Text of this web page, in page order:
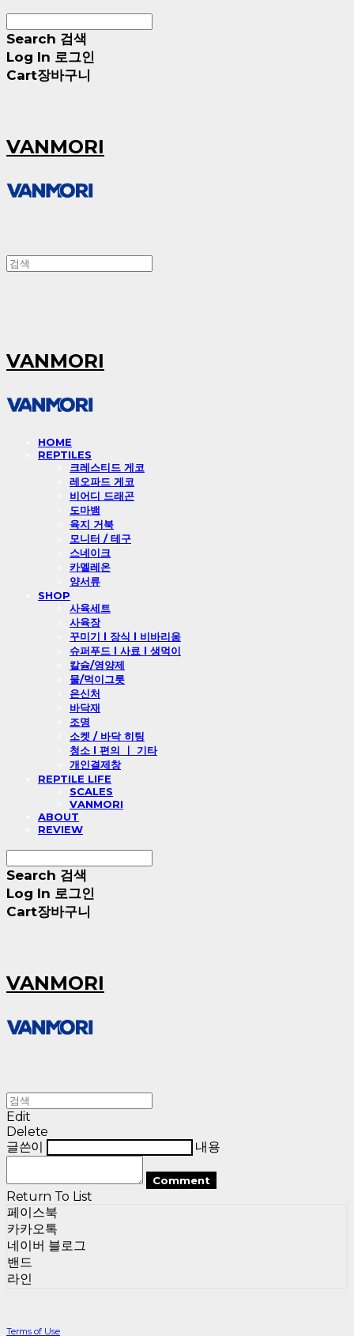
Search 검색
Log In 로그인
Cart장바구니
VANMORI
VANMORI
HOME
REPTILES
크레스티드 게코
레오파드 게코
비어디 드래곤
도마뱀
육지 거북
모니터 / 테구
스네이크
카멜레온
양서류
SHOP
사육세트
사육장
꾸미기 l 장식 l 비바리움
슈퍼푸드 l 사료 l 생먹이
칼슘/영양제
물/먹이그릇
은신처
바닥재
조명
소켓 / 바닥 히팅
청소 l 편의 ㅣ 기타
개인결제창
REPTILE LIFE
SCALES
VANMORI
ABOUT
REVIEW
Search 검색
Log In 로그인
Cart장바구니
VANMORI
Edit
Delete
글쓴이
내용
Comment
Return To List
페이스북
카카오톡
네이버 블로그
밴드
라인
Terms of Use